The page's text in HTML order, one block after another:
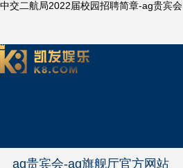
中交二航局2022届校园招聘简章-ag贵宾会
ag贵宾会-ag旗舰厅官方网站